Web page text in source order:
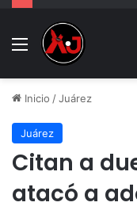
Menu
Inicio /Juárez
Juárez
Citan a
atacó a